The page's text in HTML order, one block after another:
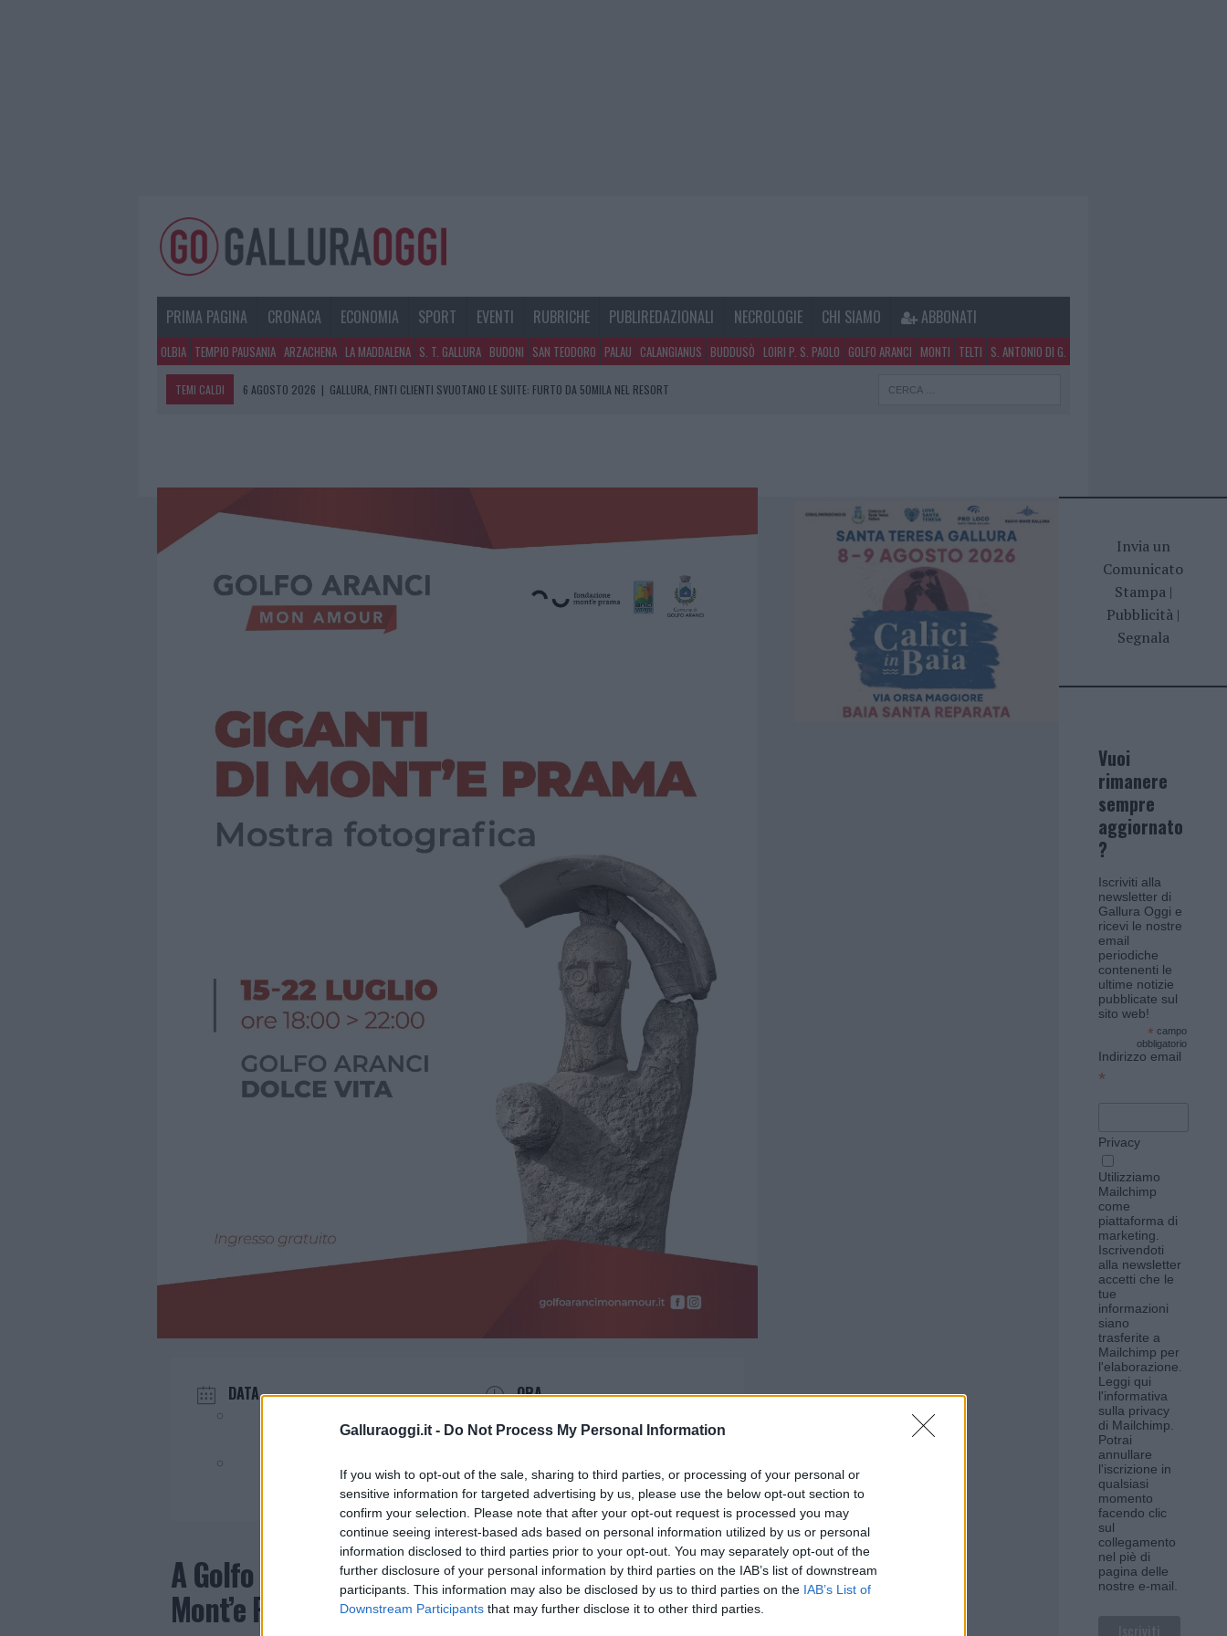
Galluraoggi.it - Do Not Process My Personal Information
If you wish to opt-out of the sale, sharing to third parties, or processing of your personal or
sensitive information for targeted advertising by us, please use the below opt-out section to
confirm your selection. Please note that after your opt-out request is processed you may
continue seeing interest-based ads based on personal information utilized by us or personal
information disclosed to third parties prior to your opt-out. You may separately opt-out of the
further disclosure of your personal information by third parties on the IAB’s list of downstream
participants. This information may also be disclosed by us to third parties on the IAB’s List of
Downstream Participants that may further disclose it to other third parties.
PRIMA PAGINA CRONACA ECONOMIA SPORT EVENTI RUBRICHE PUBLIREDAZIONALI NECROLOGIE CHI SIAMO ABBONATI
OLBIA TEMPIO PAUSANIA ARZACHENA LA MADDALENA S. T. GALLURA BUDONI SAN TEODORO PALAU CALANGIANUS BUDDUSÒ LOIRI P. S. PAOLO GOLFO ARANCI MONTI TELTI S. ANTONIO DI G.
TEMI CALDI 6 AGOSTO 2026 | METEO OLBIA 7 AGOSTO, SOLE E CALDO TORNANO PROTAGONISTI
6 AGOSTO 2026
DATA ORA
A Golfo Aranci la mostra dedicata ai Giganti di
Mont’e Prama
Invia un
Comunicato
Stampa|
Pubblicità |
Segnala
Vuoi
rimanere
sempre
aggiornato
?
Iscriviti alla
newsletter di
Gallura Oggi e
ricevi le nostre
email
periodiche
contenenti le
ultime notizie
pubblicate sul
sito web!
* campo
obbligatorio
Indirizzo email
*
Privacy
Utilizziamo
Mailchimp
come
piattaforma di
marketing.
Iscrivendoti
alla newsletter
accetti che le
tue
informazioni
siano
trasferite a
Mailchimp per
l'elaborazione.
Leggi qui
l'informativa
sulla privacy
di Mailchimp.
Potrai
annullare
l'iscrizione in
qualsiasi
momento
facendo clic
sul
collegamento
nel piè di
pagina delle
nostre e-mail.